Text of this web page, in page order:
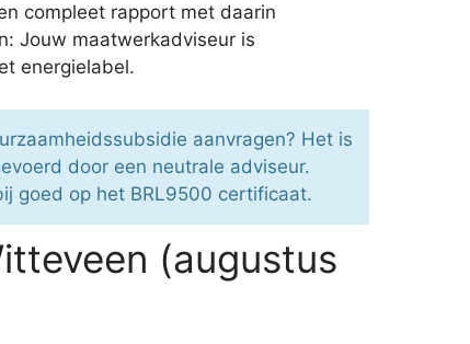
compleet rapport met daarin
Jouw maatwerkadviseur is
energielabel.
aanvragen? Het is
door een neutrale adviseur.
goed op het BRL9500 certificaat.
(augustus